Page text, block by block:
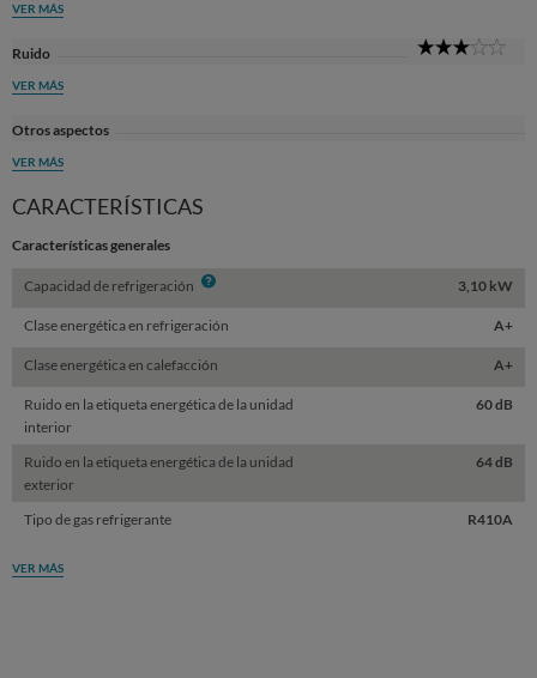
VER MÁS
Ruido
VER MÁS
Otros aspectos
VER MÁS
CARACTERÍSTICAS
Características generales
Capacidad de refrigeración Info 3,10 kW
Clase energética en refrigeración A+
Clase energética en calefacción A+
Ruido en la etiqueta energética de la unidad
interior
60 dB
Ruido en la etiqueta energética de la unidad
exterior
64 dB
Tipo de gas refrigerante R410A
VER MÁS